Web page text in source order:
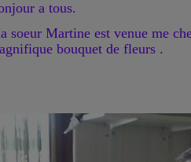
a tous.
soeur Martine est venue me
bouquet de fleurs .